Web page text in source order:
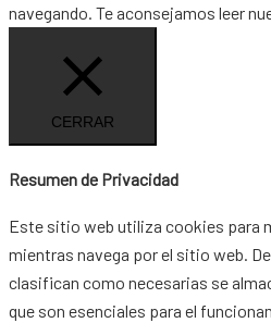
navegando. Te aconsejamos leer
CERRAR
Resumen de Privacidad
Este sitio web utiliza cookies para
mientras navega por el sitio web.
clasifican como necesarias se
que son esenciales para el